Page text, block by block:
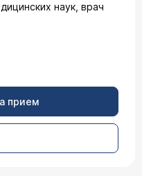
наук, врач
прием